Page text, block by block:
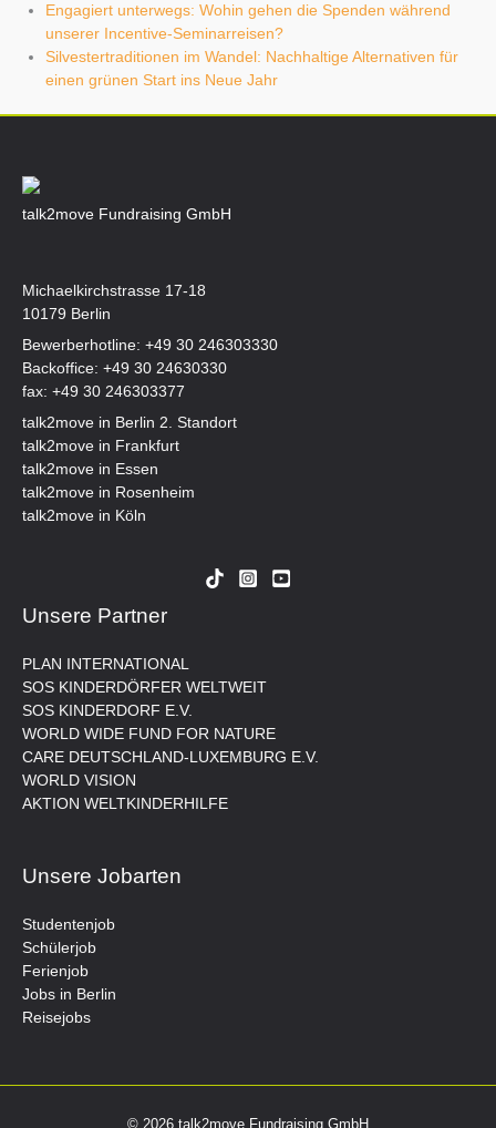
Engagiert unterwegs: Wohin gehen die Spenden während
unserer Incentive-Seminarreisen?
Silvestertraditionen im Wandel: Nachhaltige Alternativen für
einen grünen Start ins Neue Jahr
talk2move Fundraising GmbH
Michaelkirchstrasse 17-18
10179 Berlin
Bewerberhotline: +49 30 246303330
Backoffice: +49 30 24630330
fax: +49 30 246303377
talk2move in Berlin 2. Standort
talk2move in Frankfurt
talk2move in Essen
talk2move in Rosenheim
talk2move in Köln
Unsere Partner
PLAN INTERNATIONAL
SOS KINDERDÖRFER WELTWEIT
SOS KINDERDORF E.V.
WORLD WIDE FUND FOR NATURE
CARE DEUTSCHLAND-LUXEMBURG E.V.
WORLD VISION
AKTION WELTKINDERHILFE
Unsere Jobarten
Studentenjob
Schülerjob
Ferienjob
Jobs in Berlin
Reisejobs
© 2026 talk2move Fundraising GmbH